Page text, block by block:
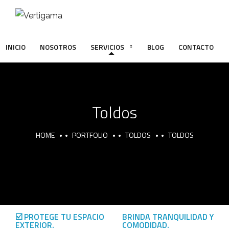
INICIO NOSOTROS SERVICIOS BLOG CONTACTO
Toldos
HOME PORTFOLIO TOLDOS TOLDOS
☑️ PROTEGE TU ESPACIO
EXTERIOR.
BRINDA TRANQUILIDAD Y
COMODIDAD.